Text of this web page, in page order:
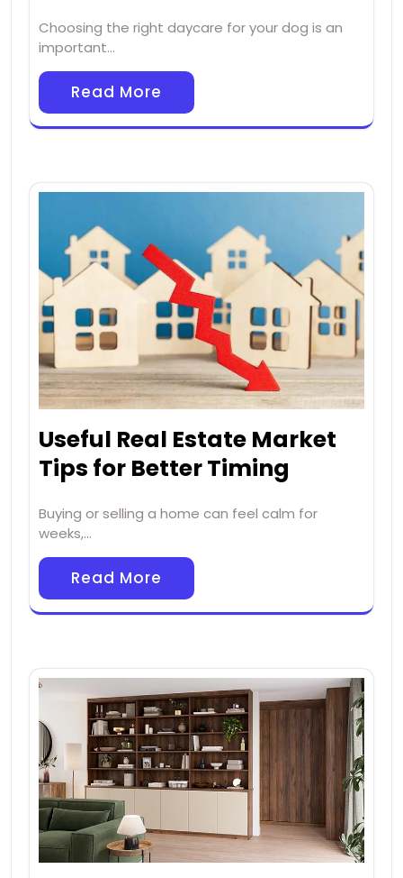
Choosing the right daycare for your dog is an
important…
Read More
Useful Real Estate Market
Tips for Better Timing
Buying or selling a home can feel calm for
weeks,…
Read More